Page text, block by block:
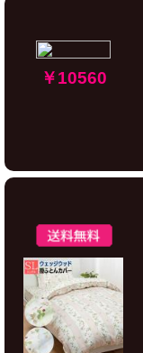
￥10560